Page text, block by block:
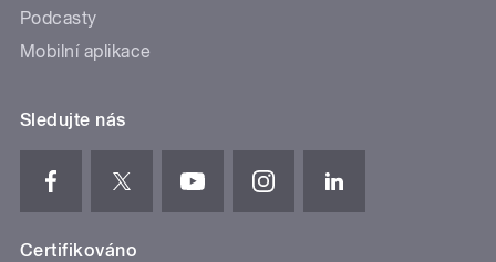
Podcasty
Mobilní aplikace
Sledujte nás
Certifikováno